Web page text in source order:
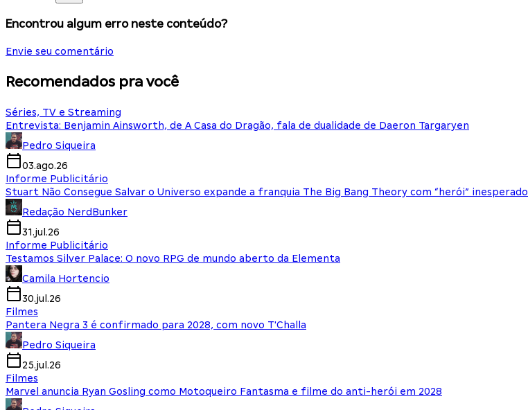
Encontrou algum erro neste conteúdo?
Envie seu comentário
Recomendados pra você
Séries, TV e Streaming
Entrevista: Benjamin Ainsworth, de A Casa do Dragão, fala de dualidade de Daeron Targaryen
Pedro Siqueira
03.ago.26
Informe Publicitário
Stuart Não Consegue Salvar o Universo expande a franquia The Big Bang Theory com “herói” inesperado
Redação NerdBunker
31.jul.26
Informe Publicitário
Testamos Silver Palace: O novo RPG de mundo aberto da Elementa
Camila Hortencio
30.jul.26
Filmes
Pantera Negra 3 é confirmado para 2028, com novo T'Challa
Pedro Siqueira
25.jul.26
Filmes
Marvel anuncia Ryan Gosling como Motoqueiro Fantasma e filme do anti-herói em 2028